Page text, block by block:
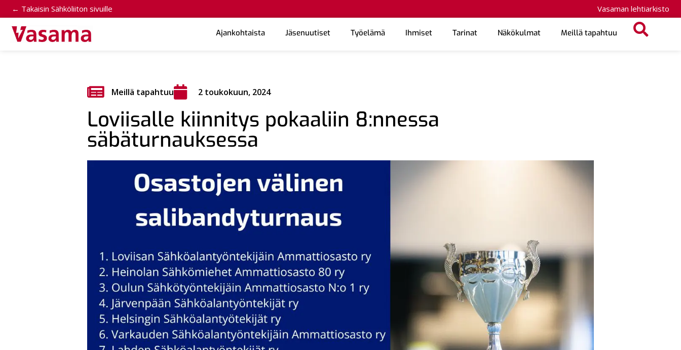
← Takaisin Sähköliiton sivuille Vasaman lehtiarkisto
Ajankohtaista Jäsenuutiset Työelämä Ihmiset Tarinat Näkökulmat Meillä tapahtuu
Meillä tapahtuu 2 toukokuun, 2024
Loviisalle kiinnitys pokaaliin 8:nnessa
säbäturnauksessa